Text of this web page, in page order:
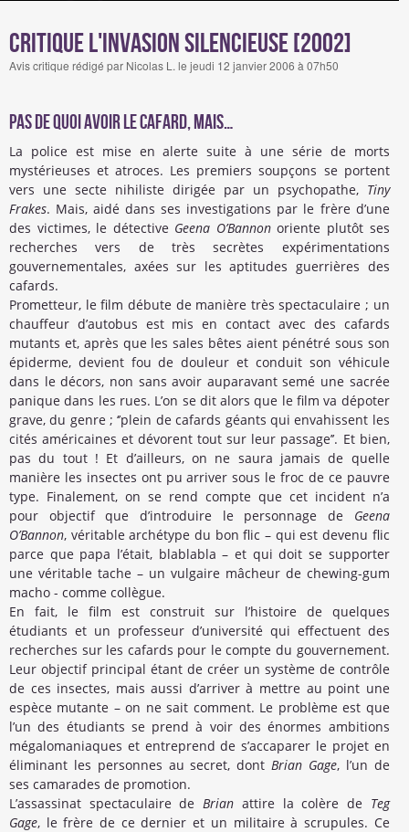
Critique L'Invasion Silencieuse [2002]
Avis critique rédigé par Nicolas L. le jeudi 12 janvier 2006 à 07h50
Pas de quoi avoir le cafard, mais…
La police est mise en alerte suite à une série de morts
mystérieuses et atroces. Les premiers soupçons se portent
vers une secte nihiliste dirigée par un psychopathe, Tiny
Frakes. Mais, aidé dans ses investigations par le frère d’une
des victimes, le détective Geena O’Bannonoriente plutôt ses
recherches vers de très secrètes expérimentations
gouvernementales, axées sur les aptitudes guerrières des
cafards.
Prometteur, le film débute de manière très spectaculaire ; un
chauffeur d’autobus est mis en contact avec des cafards
mutants et, après que les sales bêtes aient pénétré sous son
épiderme, devient fou de douleur et conduit son véhicule
dans le décors, non sans avoir auparavant semé une sacrée
panique dans les rues. L’on se dit alors que le film va dépoter
grave, du genre ; ‘’plein de cafards géants qui envahissent les
cités américaines et dévorent tout sur leur passage’’. Et bien,
pas du tout ! Et d’ailleurs, on ne saura jamais de quelle
manière les insectes ont pu arriver sous le froc de ce pauvre
type. Finalement, on se rend compte que cet incident n’a
pour objectif que d’introduire le personnage de Geena
O’Bannon, véritable archétype du bon flic – qui est devenu flic
parce que papa l’était, blablabla – et qui doit se supporter
une véritable tache – un vulgaire mâcheur de chewing-gum
macho - comme collègue.
En fait, le film est construit sur l’histoire de quelques
étudiants et un professeur d’université qui effectuent des
recherches sur les cafards pour le compte du gouvernement.
Leur objectif principal étant de créer un système de contrôle
de ces insectes, mais aussi d’arriver à mettre au point une
espèce mutante – on ne sait comment. Le problème est que
l’un des étudiants se prend à voir des énormes ambitions
mégalomaniaques et entreprend de s’accaparer le projet en
éliminant les personnes au secret, dontBrian Gage, l’un de
ses camarades de promotion.
L’assassinat spectaculaire deBrian attire la colère de Teg
Gage, le frère de ce dernier et un militaire à scrupules. Ce